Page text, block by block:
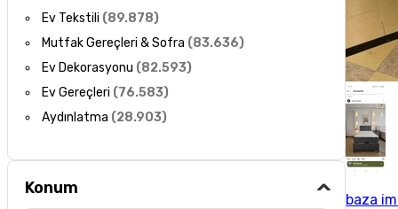
Ev Tekstili (89.878)
Mutfak Gereçleri & Sofra (83.636)
Ev Dekorasyonu (82.593)
Ev Gereçleri (76.583)
Aydınlatma (28.903)
Konum
baza